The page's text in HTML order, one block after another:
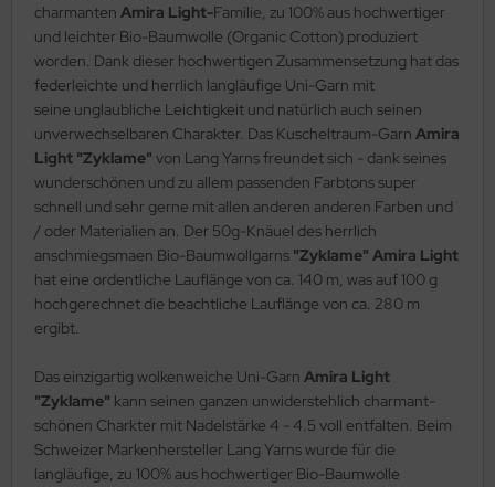
charmanten Amira Light-Familie, zu 100% aus hochwertiger
und leichter Bio-Baumwolle (Organic Cotton) produziert
worden. Dank dieser hochwertigen Zusammensetzung hat das
federleichte und herrlich langläufige Uni-Garn mit
seine unglaubliche Leichtigkeit und natürlich auch seinen
unverwechselbaren Charakter. Das Kuscheltraum-Garn Amira
Light "Zyklame" von Lang Yarns freundet sich - dank seines
wunderschönen und zu allem passenden Farbtons super
schnell und sehr gerne mit allen anderen anderen Farben und
/ oder Materialien an. Der 50g-Knäuel des herrlich
anschmiegsmaen Bio-Baumwollgarns "Zyklame" Amira Light
hat eine ordentliche Lauflänge von ca. 140 m, was auf 100 g
hochgerechnet die beachtliche Lauflänge von ca. 280 m
ergibt.
Das einzigartig wolkenweiche Uni-Garn Amira Light
"Zyklame" kann seinen ganzen unwiderstehlich charmant-
schönen Charkter mit Nadelstärke 4 - 4.5 voll entfalten. Beim
Schweizer Markenhersteller Lang Yarns wurde für die
langläufige, zu 100% aus hochwertiger Bio-Baumwolle